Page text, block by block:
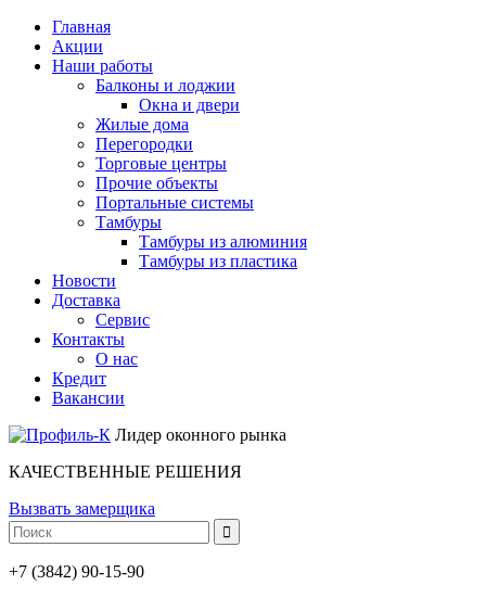
Главная
Акции
Наши работы
Балконы и лоджии
Окна и двери
Жилые дома
Перегородки
Торговые центры
Прочие объекты
Портальные системы
Тамбуры
Тамбуры из алюминия
Тамбуры из пластика
Новости
Доставка
Сервис
Контакты
О нас
Кредит
Вакансии
Лидер оконного рынка
КАЧЕСТВЕННЫЕ РЕШЕНИЯ
Вызвать замерщика
+7 (3842) 90-15-90